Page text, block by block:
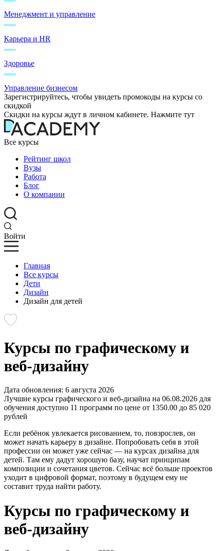
Менеджмент и управление
Карьера и HR
Здоровье
Управление бизнесом
Зарегистрируйтесь, чтобы увидеть промокоды на курсы со
скидкой
Скидки на курсы ждут в личном кабинете. Нажмите тут
Все курсы
Рейтинг школ
Вузы
Работа
Блог
О компании
Войти
Главная
Все курсы
Дети
Дизайн
Дизайн для детей
Курсы по графическому и
веб-дизайну
Дата обновления: 6 августа 2026
Лучшие курсы графического и веб-дизайна на 06.08.2026 для
обучения доступно 11 программ по цене от 1350.00 до 85 020
рублей
Если ребёнок увлекается рисованием, то, повзрослев, он
может начать карьеру в дизайне. Попробовать себя в этой
профессии он может уже сейчас — на курсах дизайна для
детей. Там ему дадут хорошую базу, научат принципам
композиции и сочетания цветов. Сейчас всё больше проектов
уходит в цифровой формат, поэтому в будущем ему не
составит труда найти работу.
Курсы по графическому и
веб-дизайну